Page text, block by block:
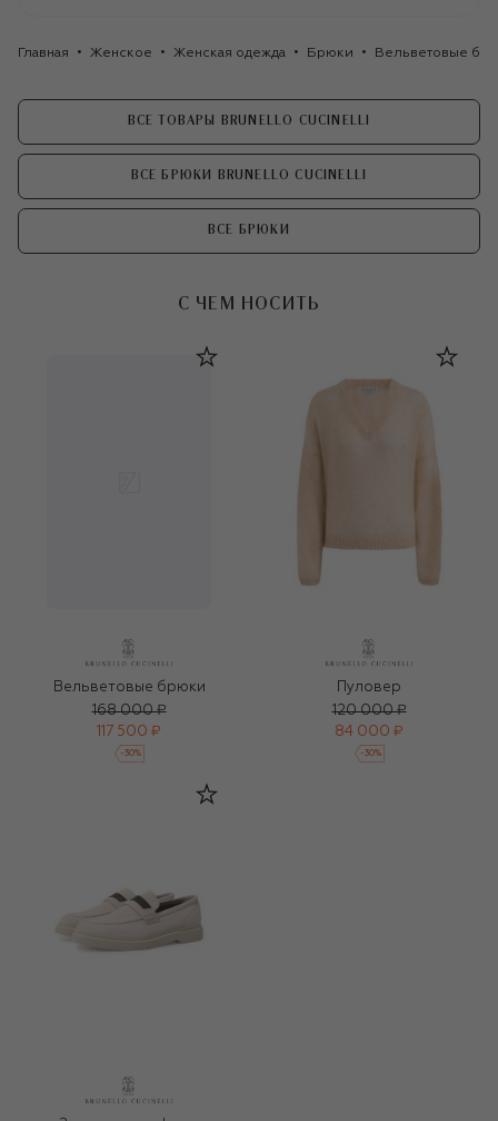
Главная Женское Женская одежда Брюки Вельветовые
ВСЕ ТОВАРЫ BRUNELLO CUCINELLI
ВСЕ БРЮКИ BRUNELLO CUCINELLI
ВСЕ БРЮКИ
С ЧЕМ НОСИТЬ
Вельветовые брюки
168 000 ₽
117 500 ₽
-30%
Пуловер
120 000 ₽
84 000 ₽
-30%